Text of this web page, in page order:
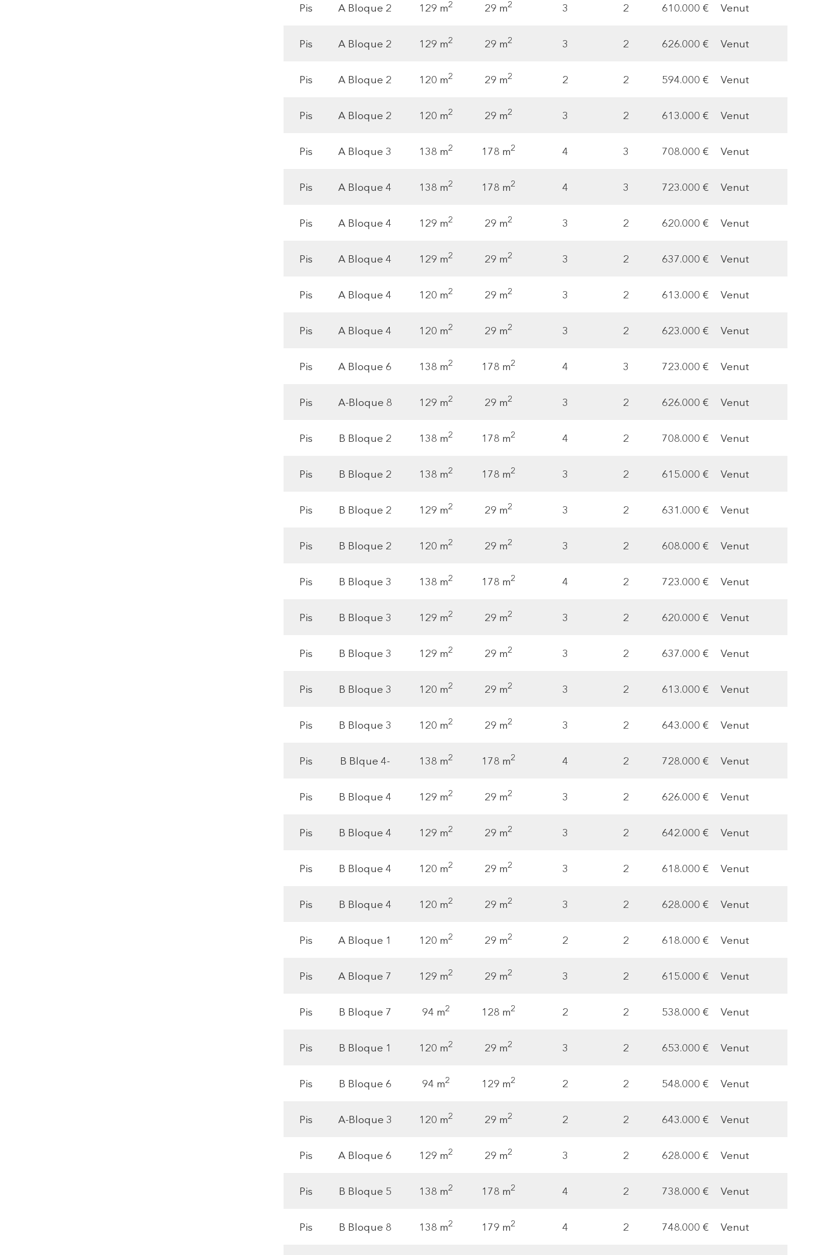
Pis A Bloque 2 129 m2 29 m2 3 2 610.000 € Venut
Pis A Bloque 2 129 m2 29 m2 3 2 626.000 € Venut
Pis A Bloque 2 120 m2 29 m2 2 2 594.000 € Venut
Pis A Bloque 2 120 m2 29 m2 3 2 613.000 € Venut
Pis A Bloque 3 138 m2 178 m2 4 3 708.000 € Venut
Pis A Bloque 4 138 m2 178 m2 4 3 723.000 € Venut
Pis A Bloque 4 129 m2 29 m2 3 2 620.000 € Venut
Pis A Bloque 4 129 m2 29 m2 3 2 637.000 € Venut
Pis A Bloque 4 120 m2 29 m2 3 2 613.000 € Venut
Pis A Bloque 4 120 m2 29 m2 3 2 623.000 € Venut
Pis A Bloque 6 138 m2 178 m2 4 3 723.000 € Venut
Pis A-Bloque 8 129 m2 29 m2 3 2 626.000 € Venut
Pis B Bloque 2 138 m2 178 m2 4 2 708.000 € Venut
Pis B Bloque 2 138 m2 178 m2 3 2 615.000 € Venut
Pis B Bloque 2 129 m2 29 m2 3 2 631.000 € Venut
Pis B Bloque 2 120 m2 29 m2 3 2 608.000 € Venut
Pis B Bloque 3 138 m2 178 m2 4 2 723.000 € Venut
Pis B Bloque 3 129 m2 29 m2 3 2 620.000 € Venut
Pis B Bloque 3 129 m2 29 m2 3 2 637.000 € Venut
Pis B Bloque 3 120 m2 29 m2 3 2 613.000 € Venut
Pis B Bloque 3 120 m2 29 m2 3 2 643.000 € Venut
Pis B Blque 4- 138 m2 178 m2 4 2 728.000 € Venut
Pis B Bloque 4 129 m2 29 m2 3 2 626.000 € Venut
Pis B Bloque 4 129 m2 29 m2 3 2 642.000 € Venut
Pis B Bloque 4 120 m2 29 m2 3 2 618.000 € Venut
Pis B Bloque 4 120 m2 29 m2 3 2 628.000 € Venut
Pis A Bloque 1 120 m2 29 m2 2 2 618.000 € Venut
Pis A Bloque 7 129 m2 29 m2 3 2 615.000 € Venut
Pis B Bloque 7 94 m2 128 m2 2 2 538.000 € Venut
Pis B Bloque 1 120 m2 29 m2 3 2 653.000 € Venut
Pis B Bloque 6 94 m2 129 m2 2 2 548.000 € Venut
Pis A-Bloque 3 120 m2 29 m2 2 2 643.000 € Venut
Pis A Bloque 6 129 m2 29 m2 3 2 628.000 € Venut
Pis B Bloque 5 138 m2 178 m2 4 2 738.000 € Venut
Pis B Bloque 8 138 m2 179 m2 4 2 748.000 € Venut